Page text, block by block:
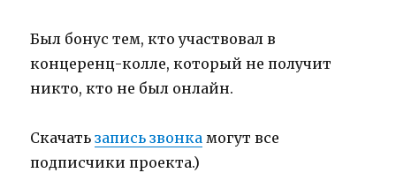
Был бонус тем, кто участвовал в
концеренц-колле, который не получит
никто, кто не был онлайн.
Скачатьзапись звонка могут все
подписчики проекта.)